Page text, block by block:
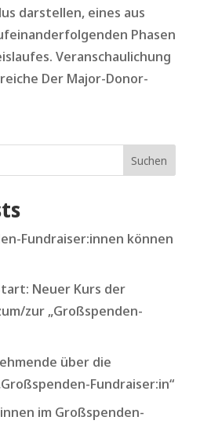
darstellen, eines aus
Phasen
Veranschaulichung
Der Major-Donor-
Suchen
Fundraiser:innen können
Neuer Kurs der
zur „Großspenden-
über die
Fundraiser:in“
im Großspenden-